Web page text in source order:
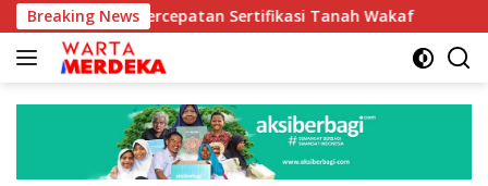
Langsung
ke
konten
Breaking News
dan Percepatan Sertifikasi Tanah Wakaf Hamka B.